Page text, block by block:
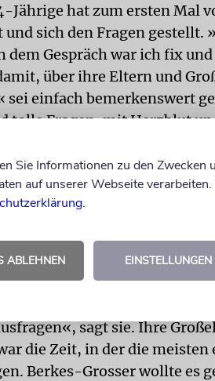
Jährige hat zum ersten Mal
sich den Fragen gestellt.
dem Gespräch war ich fix
über ihre Eltern und
sei einfach bemerkenswert
tolle Fragen, mit Herzblut
vor.«
beispielsweise, wie sie damit
parat: Sie können doch
nehmen.«
sagt sie. Ihre
die Zeit, in der die meisten
Berkes-Grosser wollte es
Sie Informationen zu den Zwecken
auf unserer Webseite
.
ABLEHNEN EINSTELLUNGEN